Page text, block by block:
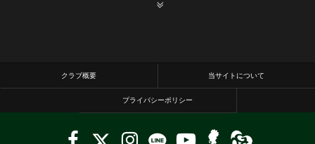
クラブ概要 当サイトについて
プライバシーポリシー